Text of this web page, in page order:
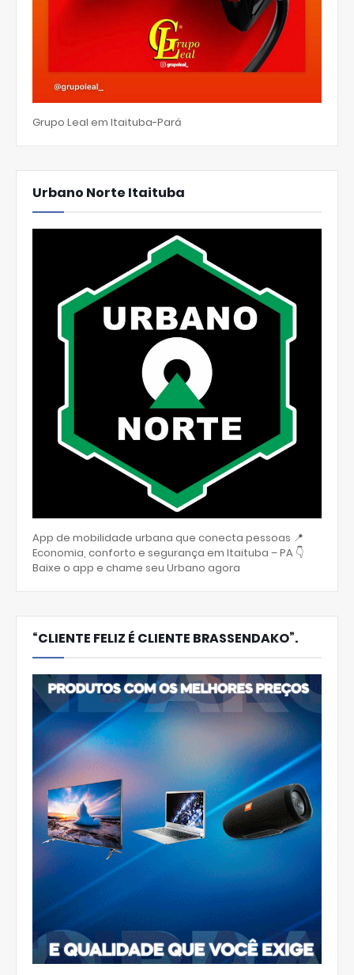
Grupo Leal em Itaituba-Pará
Urbano Norte Itaituba
App de mobilidade urbana que conecta pessoas 📍
Economia, conforto e segurança em Itaituba – PA 👇
Baixe o app e chame seu Urbano agora
“CLIENTE FELIZ É CLIENTE BRASSENDAKO”.